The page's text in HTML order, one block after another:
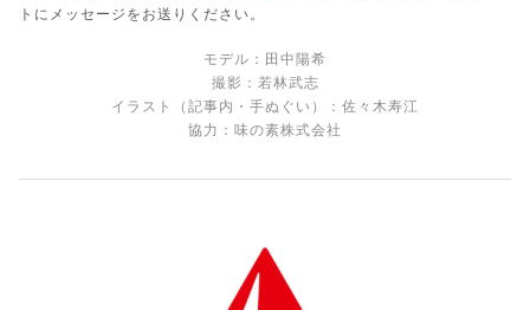
トにメッセージをお送りください。
モデル：田中陽希
撮影：若林武志
イラスト（記事内・手ぬぐい）：佐々木寿江
協力：味の素株式会社